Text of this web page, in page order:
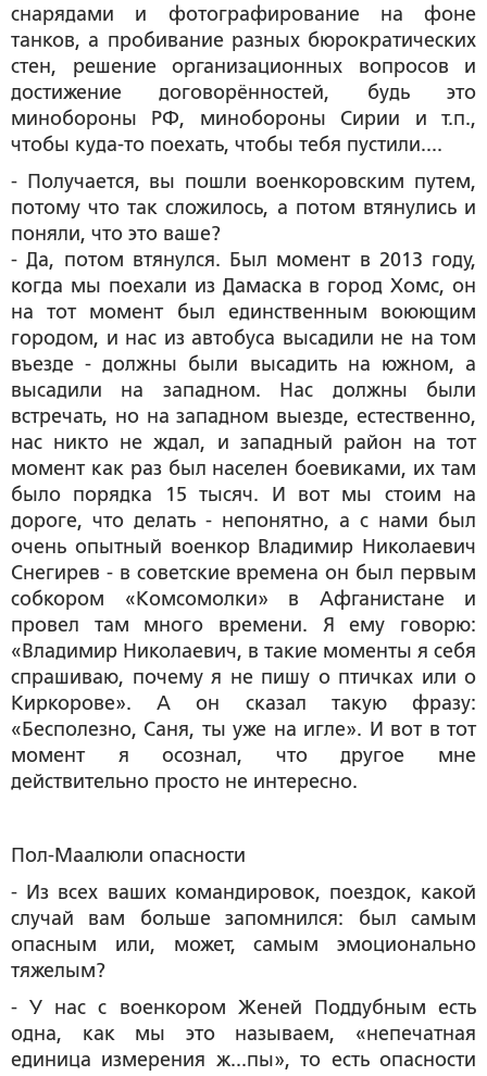
снарядами и фотографирование на фоне
танков, а пробивание разных бюрократических
стен, решение организационных вопросов и
достижение договорённостей, будь это
минобороны РФ, минобороны Сирии и т.п.,
чтобы куда-то поехать, чтобы тебя пустили....
- Получается, вы пошли военкоровским путем,
потому что так сложилось, а потом втянулись и
поняли, что это ваше?
- Да, потом втянулся. Был момент в 2013 году,
когда мы поехали из Дамаска в город Хомс, он
на тот момент был единственным воюющим
городом, и нас из автобуса высадили не на том
въезде - должны были высадить на южном, а
высадили на западном. Нас должны были
встречать, но на западном выезде, естественно,
нас никто не ждал, и западный район на тот
момент как раз был населен боевиками, их там
было порядка 15 тысяч. И вот мы стоим на
дороге, что делать - непонятно, а с нами был
очень опытный военкор Владимир Николаевич
Снегирев - в советские времена он был первым
собкором «Комсомолки» в Афганистане и
провел там много времени. Я ему говорю:
«Владимир Николаевич, в такие моменты я себя
спрашиваю, почему я не пишу о птичках или о
Киркорове». А он сказал такую фразу:
«Бесполезно, Саня, ты уже на игле». И вот в тот
момент я осознал, что другое мне
действительно просто не интересно.
Пол-Маалюли опасности
- Из всех ваших командировок, поездок, какой
случай вам больше запомнился: был самым
опасным или, может, самым эмоционально
тяжелым?
- У нас с военкором Женей Поддубным есть
одна, как мы это называем, «непечатная
единица измерения ж...пы», то есть опасности